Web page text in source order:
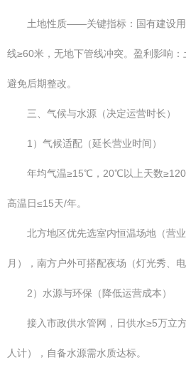
土地性质——关键指标：国有建设用
线≥60米，无地下管线冲突。盈利影响：
避免后期整改。
三、气候与水源（决定运营时长）
1）气候适配（延长营业时间）
年均气温≥15℃，20℃以上天数≥120
高温日≤15天/年。
北方地区优先选室内恒温场地（营业
月），南方户外可搭配夜场（灯光秀、
2）水源与环保（降低运营成本）
接入市政供水管网，日供水≥5万立
人计），自备水源需水质达标。